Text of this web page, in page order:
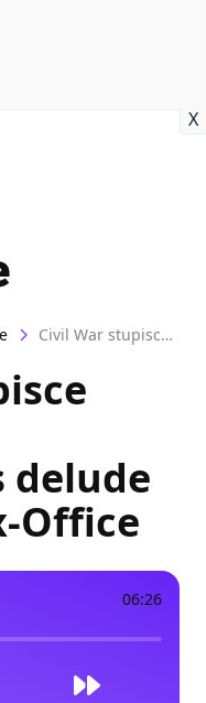
X
Civil War stupisce negli USA, Ghostbusters delude in Italia | Box-Office
delude
Office
06:26